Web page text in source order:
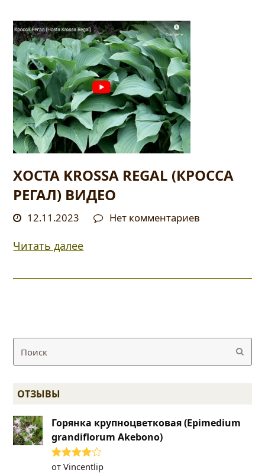
ХОСТА KROSSA REGAL (КРОССА
РЕГАЛ) ВИДЕО
12.11.2023 Нет комментариев
Читать далее
ОТЗЫВЫ
Горянка крупноцветковая (Epimedium
grandiflorum Akebono)
Оценка4
от Vincentlip